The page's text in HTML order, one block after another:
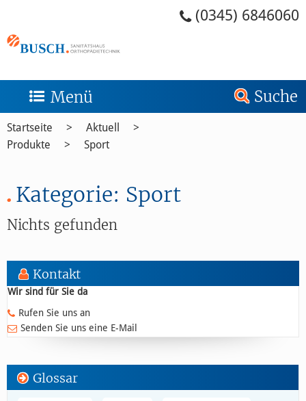
(0345) 6846060
Suche
Menü
Startseite
Aktuell
Produkte
Sport
Kategorie: Sport
Nichts gefunden
Kontakt
Wir sind für Sie da
Rufen Sie uns an
Senden Sie uns eine E-Mail
Glossar